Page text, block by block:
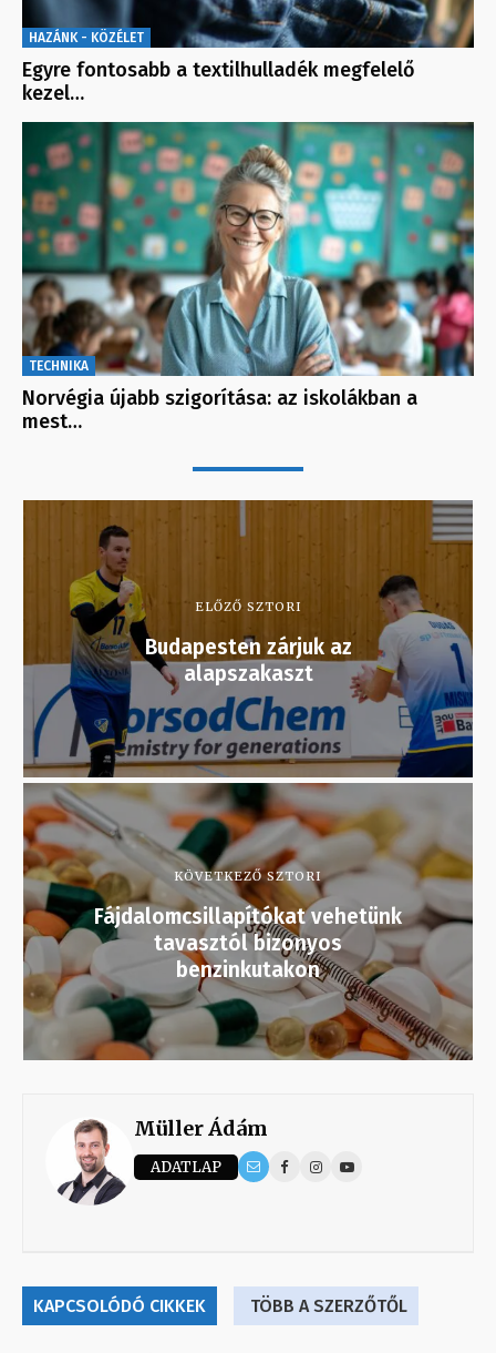
HAZÁNK - KÖZÉLET
Egyre fontosabb a textilhulladék megfelelő
kezel…
TECHNIKA
Norvégia újabb szigorítása: az iskolákban a
mest…
ELŐZŐ SZTORI
Budapesten zárjuk az
alapszakaszt
KÖVETKEZŐ SZTORI
Fájdalomcsillapítókat vehetünk
tavasztól bizonyos
benzinkutakon
Müller Ádám
ADATLAP
KAPCSOLÓDÓ CIKKEK TÖBB A SZERZŐTŐL